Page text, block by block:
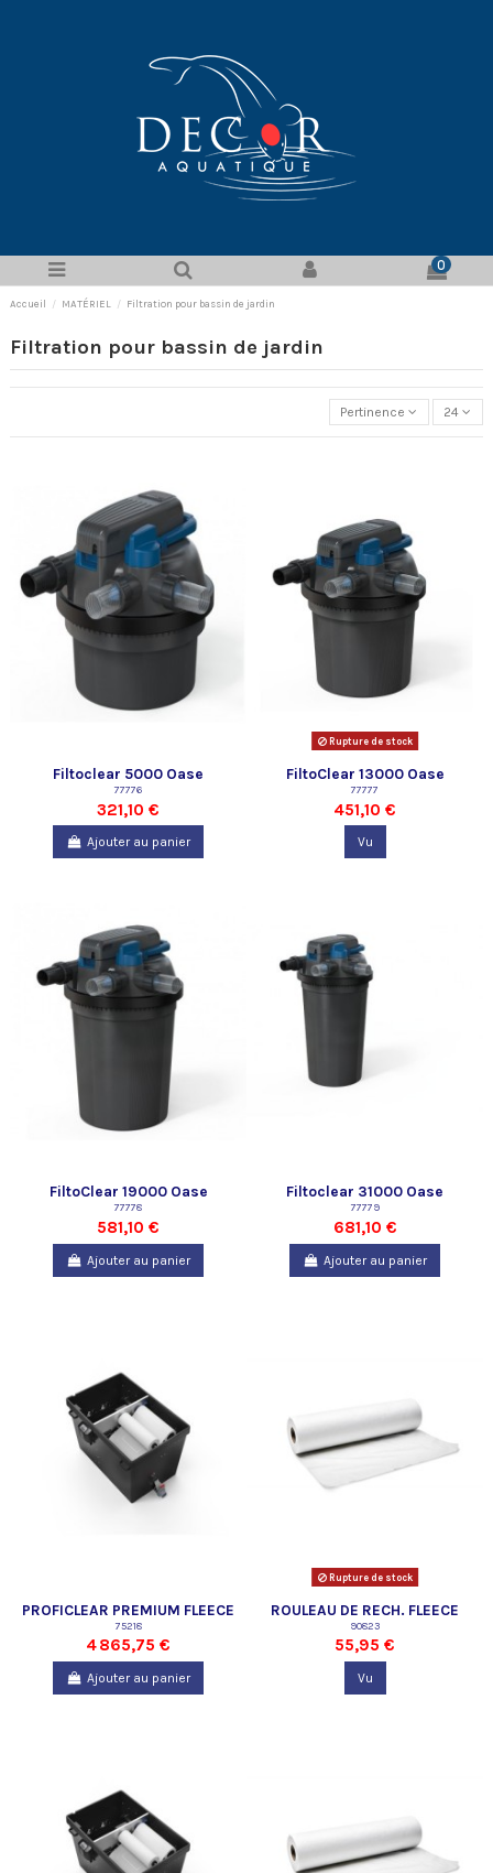
0
Accueil MATÉRIEL Filtration pour bassin de jardin
Filtration pour bassin de jardin
Pertinence 24
Filtoclear 5000 Oase
77776
321,10 €
Ajouter au panier
Rupture de stock
FiltoClear 13000 Oase
77777
451,10 €
Vu
FiltoClear 19000 Oase
77778
581,10 €
Ajouter au panier
Filtoclear 31000 Oase
77779
681,10 €
Ajouter au panier
PROFICLEAR PREMIUM FLEECE
500
75218
4 865,75 €
Ajouter au panier
Rupture de stock
ROULEAU DE RECH. FLEECE
500
90823
55,95 €
Vu